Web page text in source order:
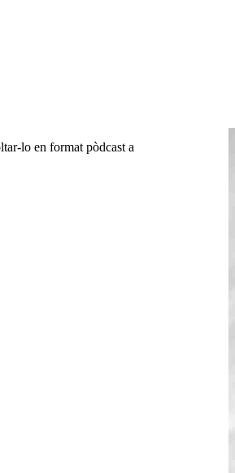
lo en format pòdcast a